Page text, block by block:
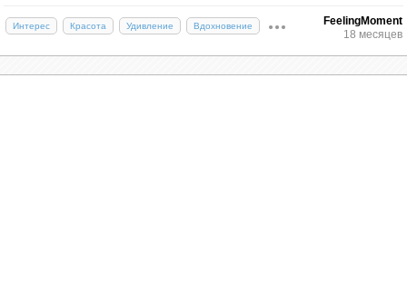
капустой текстура романеско как овоща не такая
хрустящая, а вкус не такой характерный, скорее
утонченный и ореховый.
Интерес Красота Удивление Вдохновение
FeelingMoment
18 месяцев